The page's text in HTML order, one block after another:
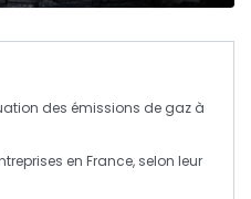
des émissions de gaz à
en France, selon leur